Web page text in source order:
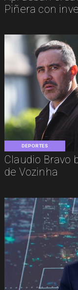
Piñera con
DEPORTES
Claudio Bravo
de Vozinha